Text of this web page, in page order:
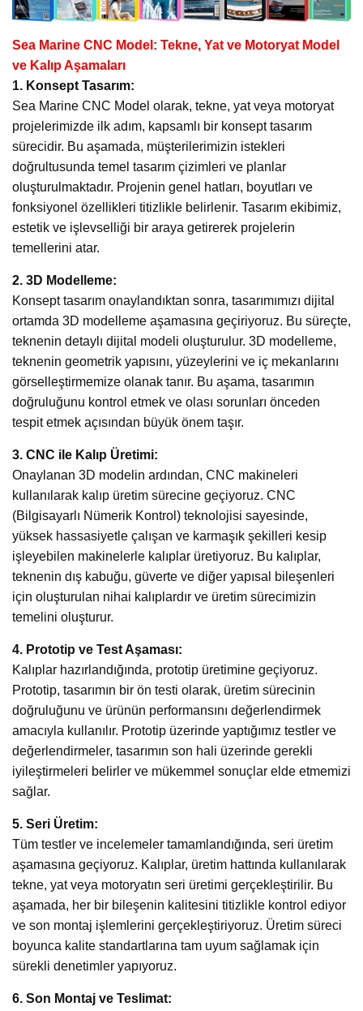
Sea Marine CNC Model: Tekne, Yat ve Motoryat Model
ve Kalıp Aşamaları
1. Konsept Tasarım:
Sea Marine CNC Model olarak, tekne, yat veya motoryat
projelerimizde ilk adım, kapsamlı bir konsept tasarım
sürecidir. Bu aşamada, müşterilerimizin istekleri
doğrultusunda temel tasarım çizimleri ve planlar
oluşturulmaktadır. Projenin genel hatları, boyutları ve
fonksiyonel özellikleri titizlikle belirlenir. Tasarım ekibimiz,
estetik ve işlevselliği bir araya getirerek projelerin
temellerini atar.
2. 3D Modelleme:
Konsept tasarım onaylandıktan sonra, tasarımımızı dijital
ortamda 3D modelleme aşamasına geçiriyoruz. Bu süreçte,
teknenin detaylı dijital modeli oluşturulur. 3D modelleme,
teknenin geometrik yapısını, yüzeylerini ve iç mekanlarını
görselleştirmemize olanak tanır. Bu aşama, tasarımın
doğruluğunu kontrol etmek ve olası sorunları önceden
tespit etmek açısından büyük önem taşır.
3. CNC ile Kalıp Üretimi:
Onaylanan 3D modelin ardından, CNC makineleri
kullanılarak kalıp üretim sürecine geçiyoruz. CNC
(Bilgisayarlı Nümerik Kontrol) teknolojisi sayesinde,
yüksek hassasiyetle çalışan ve karmaşık şekilleri kesip
işleyebilen makinelerle kalıplar üretiyoruz. Bu kalıplar,
teknenin dış kabuğu, güverte ve diğer yapısal bileşenleri
için oluşturulan nihai kalıplardır ve üretim sürecimizin
temelini oluşturur.
4. Prototip ve Test Aşaması:
Kalıplar hazırlandığında, prototip üretimine geçiyoruz.
Prototip, tasarımın bir ön testi olarak, üretim sürecinin
doğruluğunu ve ürünün performansını değerlendirmek
amacıyla kullanılır. Prototip üzerinde yaptığımız testler ve
değerlendirmeler, tasarımın son hali üzerinde gerekli
iyileştirmeleri belirler ve mükemmel sonuçlar elde etmemizi
sağlar.
5. Seri Üretim:
Tüm testler ve incelemeler tamamlandığında, seri üretim
aşamasına geçiyoruz. Kalıplar, üretim hattında kullanılarak
tekne, yat veya motoryatın seri üretimi gerçekleştirilir. Bu
aşamada, her bir bileşenin kalitesini titizlikle kontrol ediyor
ve son montaj işlemlerini gerçekleştiriyoruz. Üretim süreci
boyunca kalite standartlarına tam uyum sağlamak için
sürekli denetimler yapıyoruz.
6. Son Montaj ve Teslimat: